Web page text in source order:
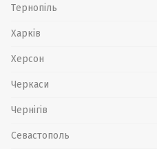
Тернопіль
Харків
Херсон
Черкаси
Чернігів
Севастополь